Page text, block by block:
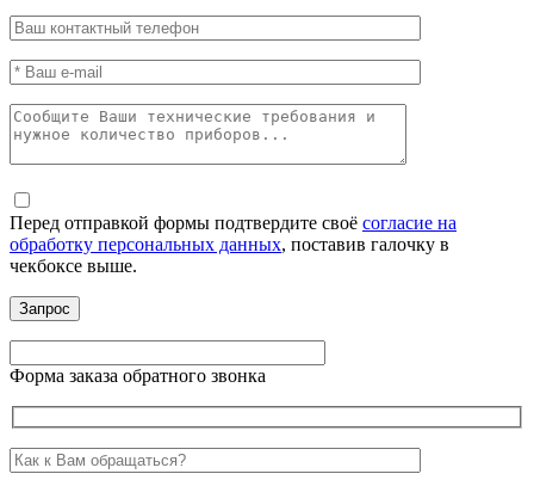
Перед отправкой формы подтвердите своё согласие на
обработку персональных данных, поставив галочку в
чекбоксе выше.
Форма заказа обратного звонка